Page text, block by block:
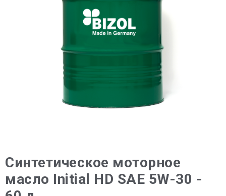
Синтетическое моторное
масло Initial HD SAE 5W-30 -